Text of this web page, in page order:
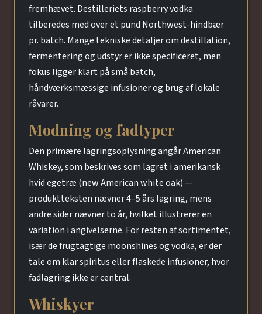
fremhævet. Destilleriets raspberry vodka
tilberedes med over et pund Northwest-hindbær
pr. batch. Mange tekniske detaljer om destillation,
fermentering og udstyr er ikke specificeret, men
fokus ligger klart på små batch,
håndværksmæssige infusioner og brug af lokale
råvarer.
Modning og fadtyper
Den primære lagringsoplysning angår American
Whiskey, som beskrives som lagret i amerikansk
hvid egetræ (new American white oak) —
produktteksten nævner 4–5 års lagring, mens
andre sider nævner to år, hvilket illustrerer en
variation i angivelserne. For resten af sortimentet,
især de frugtagtige moonshines og vodka, er der
tale om klar spiritus eller flaskede infusioner, hvor
fadlagring ikke er central.
Whiskyer